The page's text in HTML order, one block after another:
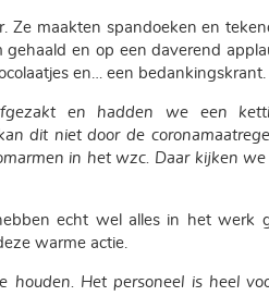
Ze maakten spandoeken en
en op een daverend
en… een bedankingskrant.
en hadden we een
dit niet door de
in het wzc. Daar kijken
echt wel alles in het werk
warme actie.
Het personeel is heel